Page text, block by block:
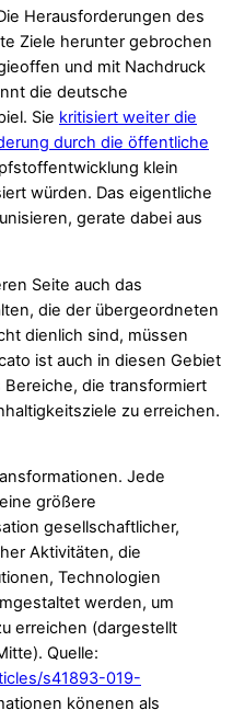
Herausforderungen des
Ziele herunter gebrochen
und mit Nachdruck
die deutsche
Sie kritisiert weiter die
durch die öffentliche
klein
würden. Das eigentliche
gerate dabei aus
Seite auch das
die der übergeordneten
dienlich sind, müssen
ist auch in diesen Gebiet
die transformiert
zu erreichen.
Jede
größere
gesellschaftlicher,
Aktivitäten, die
Technologien
werden, um
erreichen (dargestellt
Quelle:
s41893-019-
könenen als